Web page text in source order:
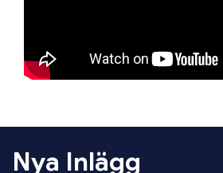
Nya Inlägg